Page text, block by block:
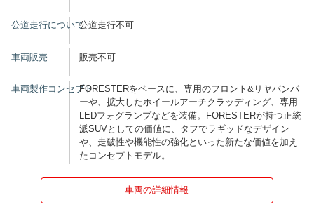
公道走行について公道走行不可
車両販売 販売不可
車両製作コンセプトFORESTERをベースに、専用のフロント&リヤバンパ
ーや、拡大したホイールアーチクラッディング、専用
LEDフォグランプなどを装備。FORESTERが持つ正統
派SUVとしての価値に、タフでラギッドなデザイン
や、走破性や機能性の強化といった新たな価値を加え
たコンセプトモデル。
車両の詳細情報